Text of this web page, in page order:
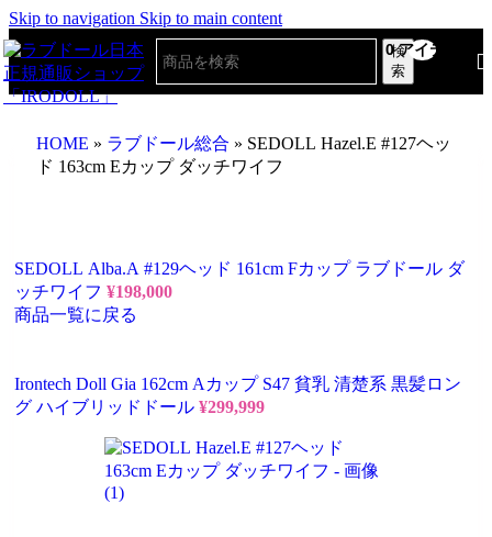
Skip to navigation Skip to main content
検
索
0アイテム
HOME » ラブドール総合 » SEDOLL Hazel.E #127ヘッ
ド 163cm Eカップ ダッチワイフ
SEDOLL Alba.A #129ヘッド 161cm Fカップ ラブドール ダ
ッチワイフ ¥198,000
商品一覧に戻る
Irontech Doll Gia 162cm Aカップ S47 貧乳 清楚系 黒髪ロン
グ ハイブリッドドール ¥299,999